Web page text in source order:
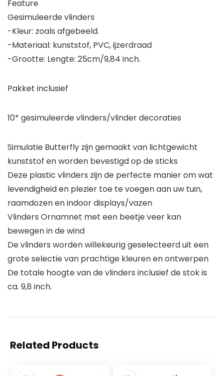
Feature
Gesimuleerde vlinders
-Kleur: zoals afgebeeld.
-Materiaal: kunststof, PVC, ijzerdraad
-Grootte: Lengte: 25cm/9,84 inch.
Pakket inclusief
10* gesimuleerde vlinders/vlinder decoraties
Simulatie Butterfly zijn gemaakt van lichtgewicht
kunststof en worden bevestigd op de sticks
Deze plastic vlinders zijn de perfecte manier om wat
levendigheid en plezier toe te voegen aan uw tuin,
raamdozen en indoor displays/vazen
Vlinders Ornamnet met een beetje veer kan
bewegen in de wind
De vlinders worden willekeurig geselecteerd uit een
grote selectie van prachtige kleuren en ontwerpen
De totale hoogte van de vlinders inclusief de stok is
ca. 9,8 inch.
Related Products